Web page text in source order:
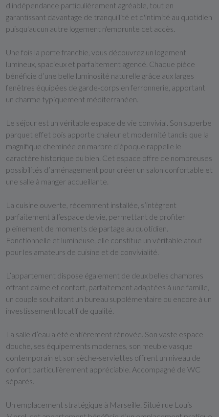
d'indépendance particulièrement agréable, tout en
garantissant davantage de tranquillité et d'intimité au quotidien
puisqu'aucun autre logement n'emprunte cet accès.
Une fois la porte franchie, vous découvrez un logement
lumineux, spacieux et parfaitement agencé. Chaque pièce
bénéficie d’une belle luminosité naturelle grâce aux larges
fenêtres équipées de garde-corps en ferronnerie, apportant
un charme typiquement méditerranéen.
Le séjour est un véritable espace de vie convivial. Son superbe
parquet effet bois apporte chaleur et modernité tandis que la
magnifique cheminée en marbre d’époque rappelle le
caractère historique du bien. Cet espace offre de nombreuses
possibilités d’aménagement pour créer un salon confortable et
une salle à manger accueillante.
La cuisine ouverte, récemment installée, s’intègrent
parfaitement à l’espace de vie, permettant de profiter
pleinement de moments de partage au quotidien.
Fonctionnelle et lumineuse, elle constitue un véritable atout
pour les amateurs de cuisine et de convivialité.
L’appartement dispose également de deux belles chambres
offrant calme et confort, parfaitement adaptées à une famille,
un couple souhaitant un bureau supplémentaire ou encore à un
investissement locatif de qualité.
La salle d’eau a été entièrement rénovée. Son vaste espace
douche, ses équipements modernes, son meuble vasque
contemporain et son sèche-serviettes offrent un niveau de
confort particulièrement appréciable. Accompagné de WC
séparés.
Un emplacement stratégique à Marseille. Situé rue Louis